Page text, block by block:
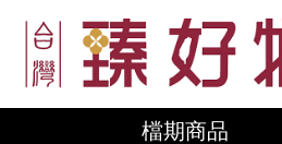
檔期商品